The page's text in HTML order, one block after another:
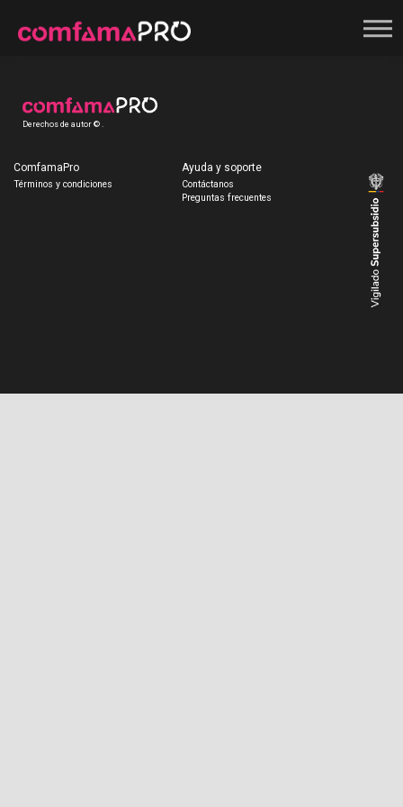
Derechos de autor © .
ComfamaPro
Términos y condiciones
Ayuda y soporte
Contáctanos
Preguntas frecuentes